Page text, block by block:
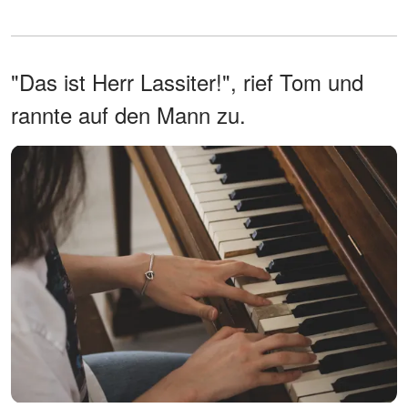
"Das ist Herr Lassiter!", rief Tom und
rannte auf den Mann zu.